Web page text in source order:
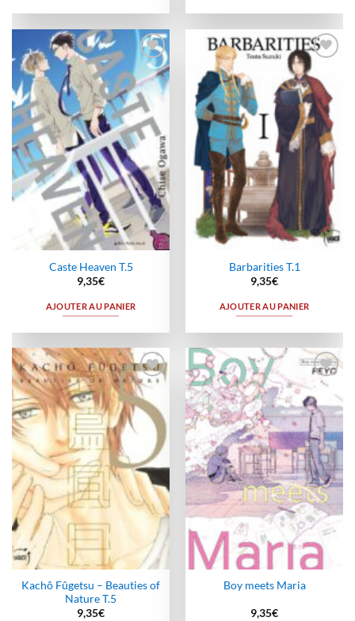
Ajouter
à la
wishlist
Caste Heaven T.5
9,35€
AJOUTER AU PANIER
Ajouter
à la
wishlist
Barbarities T.1
9,35€
AJOUTER AU PANIER
Ajouter
à la
wishlist
Kachô Fûgetsu – Beauties of
Nature T.5
9,35€
Ajouter
à la
wishlist
Boy meets Maria
9,35€